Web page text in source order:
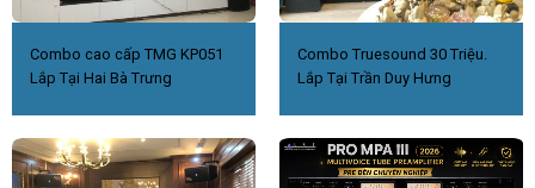
Combo cao cấp TMG KP051
Lắp Tại Hai Bà Trưng
Combo Truesound 30 Triệu.
Lắp Tại Trần Duy Hưng